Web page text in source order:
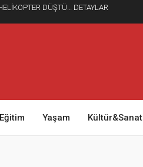
DÜŞTÜ… DETAYLAR
Eğitim Yaşam Kültür&Sanat